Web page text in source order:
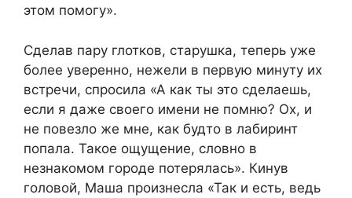
этом помогу».
Сделав пару глотков, старушка, теперь уже
более уверенно, нежели в первую минуту их
встречи, спросила «А как ты это сделаешь,
если я даже своего имени не помню? Ох, и
не повезло же мне, как будто в лабиринт
попала. Такое ощущение, словно в
незнакомом городе потерялась». Кинув
головой, Маша произнесла «Так и есть, ведь